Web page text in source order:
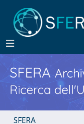
SFERA
Ricerca
SFERA